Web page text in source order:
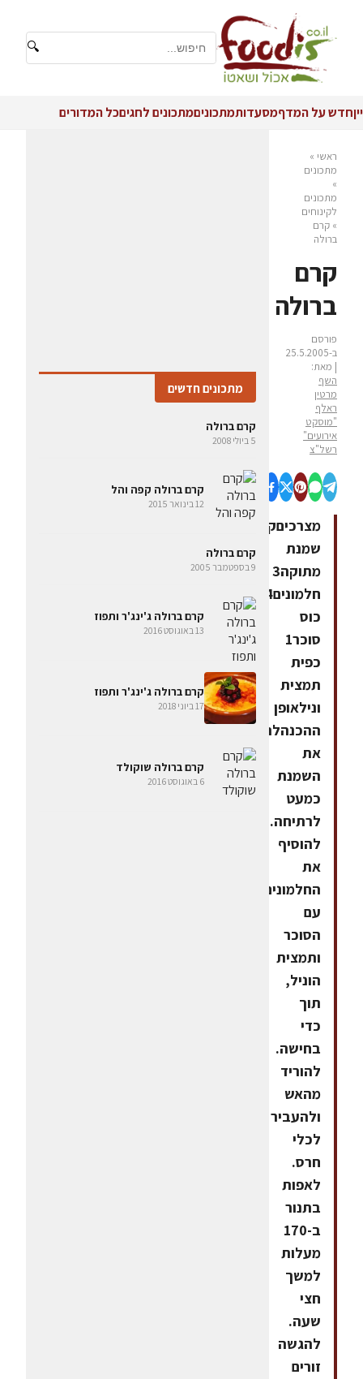
🔍
ייןחדש על המדףמסעדותמתכוניםמתכונים לחגיםכל המדורים
ראשי »
מתכונים
»
מתכונים
לקינוחים
» קרם
ברולה
קרם
ברולה
פורסם
ב-25.5.2005
| מאת:
השף
מרטין
ראלף
"מוסקט
אירועים"
רשל"צ
מצרכיםקופסת
שמנת
מתוקה3
חלמונים1/4
כוס
סוכר1
כפית
תמצית
ונילאופן
ההכנהלהביא
את
השמנת
כמעט
לרתיחה.
להוסיף
את
החלמונים
עם
הסוכר
ותמצית
הוניל,
תוך
כדי
בחישה.
להוריד
מהאש
ולהעביר
לכלי
חרס.
לאפות
בתנור
ב-170
מעלות
למשך
חצי
שעה.
להגשה
זורים
מתכונים חדשים
קרם ברולה
5 ביולי 2008
קרם ברולה קפה והל
12 בינואר 2015
קרם ברולה
9 בספטמבר 2005
קרם ברולה ג'ינג'ר ותפוז
13 באוגוסט 2016
קרם ברולה ג'ינג'ר ותפוז
17 ביוני 2018
קרם ברולה שוקולד
6 באוגוסט 2016